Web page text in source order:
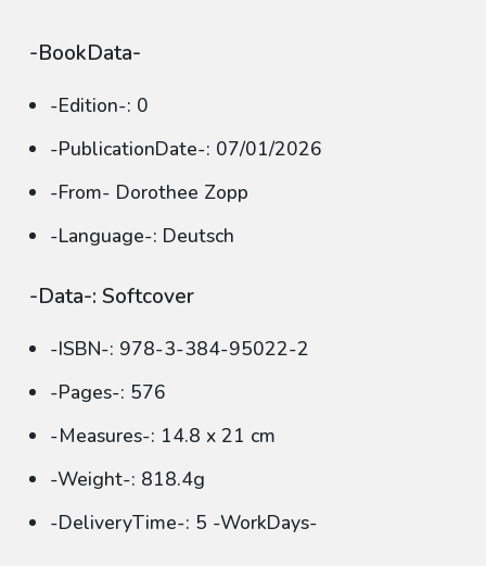
-BookData-
-Edition-: 0
-PublicationDate-: 07/01/2026
-From- Dorothee Zopp
-Language-: Deutsch
-Data-: Softcover
-ISBN-: 978-3-384-95022-2
-Pages-: 576
-Measures-: 14.8 x 21 cm
-Weight-: 818.4g
-DeliveryTime-: 5 -WorkDays-